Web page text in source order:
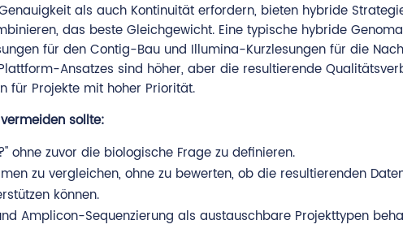
als auch Kontinuität erfordern, bieten hybride
das beste Gleichgewicht. Eine typische hybride
für den Contig-Bau und Illumina-Kurzlesungen für die
Ansatzes sind höher, aber die resultierende
für Projekte mit hoher Priorität.
sollte:
ohne zuvor die biologische Frage zu definieren.
zu vergleichen, ohne zu bewerten, ob die resultierenden
können.
Amplicon-Sequenzierung als austauschbare Projekttypen